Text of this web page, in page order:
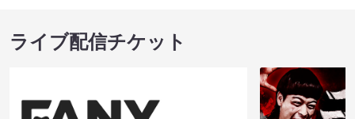
ライブ配信チケット